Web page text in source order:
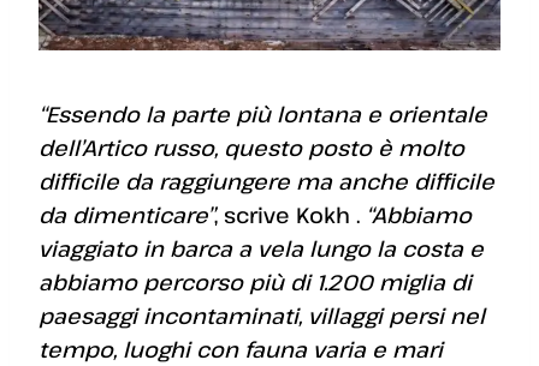
“Essendo la parte più lontana e orientale
dell’Artico russo, questo posto è molto
difficile da raggiungere ma anche difficile
da dimenticare”, scrive Kokh . “Abbiamo
viaggiato in barca a vela lungo la costa e
abbiamo percorso più di 1.200 miglia di
paesaggi incontaminati, villaggi persi nel
tempo, luoghi con fauna varia e mari